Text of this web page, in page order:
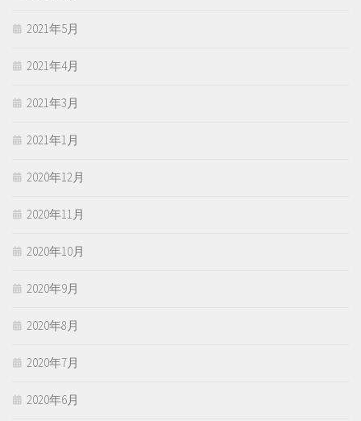
2021年5月
2021年4月
2021年3月
2021年1月
2020年12月
2020年11月
2020年10月
2020年9月
2020年8月
2020年7月
2020年6月